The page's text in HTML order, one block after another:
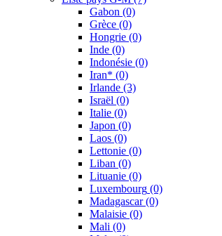
Gabon (0)
Grèce (0)
Hongrie (0)
Inde (0)
Indonésie (0)
Iran* (0)
Irlande (3)
Israël (0)
Italie (0)
Japon (0)
Laos (0)
Lettonie (0)
Liban (0)
Lituanie (0)
Luxembourg (0)
Madagascar(0)
Malaisie (0)
Mali (0)